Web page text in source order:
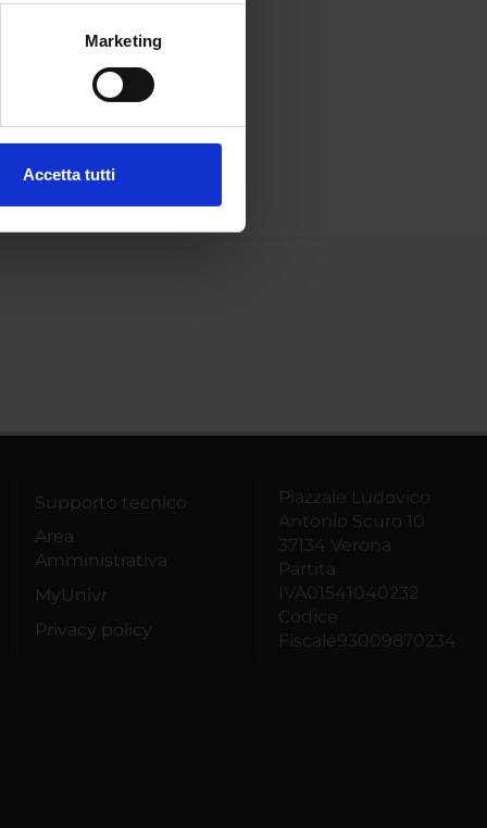
metro,Marketing
Accetta tutti
Supporto tecnico
Area
Amministrativa
MyUnivr
Privacy policy
Piazzale Ludovico
Antonio Scuro 10
37134 Verona
Partita
IVA01541040232
Codice
Fiscale93009870234